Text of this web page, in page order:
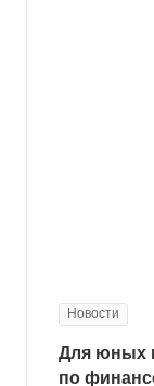
Новости
Для юных
по